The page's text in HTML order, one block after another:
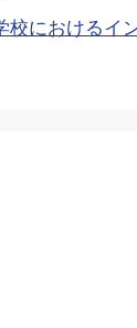
校におけるイ